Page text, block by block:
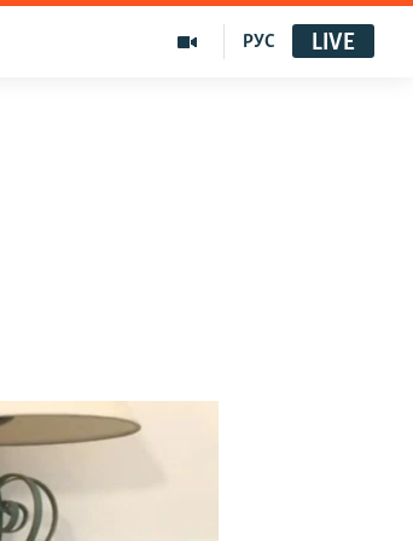
РУС LIVE